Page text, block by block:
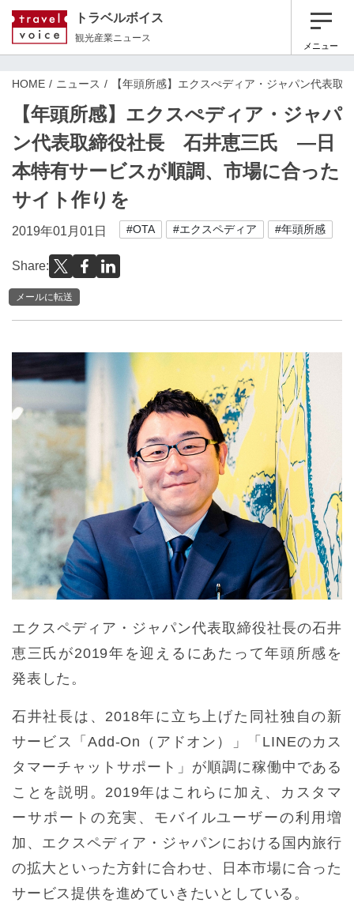
トラベルボイス
観光産業ニュース
メニュー
HOME ニュース 【年頭所感】エクスぺディア・ジャパン代表
【年頭所感】エクスぺディア・ジャパ
ン代表取締役社長 石井恵三氏 ―日
本特有サービスが順調、市場に合った
サイト作りを
2019年01月01日 #OTA #エクスペディア #年頭所感
Share:
メールに転送
エクスペディア・ジャパン代表取締役社長の石井
恵三氏が2019年を迎えるにあたって年頭所感を
発表した。
石井社長は、2018年に立ち上げた同社独自の新
サービス「Add-On（アドオン）」「LINEのカス
タマーチャットサポート」が順調に稼働中である
ことを説明。2019年はこれらに加え、カスタマ
ーサポートの充実、モバイルユーザーの利用増
加、エクスペディア・ジャパンにおける国内旅行
の拡大といった方針に合わせ、日本市場に合った
サービス提供を進めていきたいとしている。